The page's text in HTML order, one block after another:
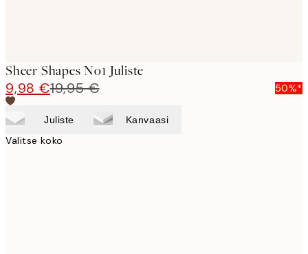
Sheer Shapes No1 Juliste
9,98 €19,95 € 50%*
Juliste Kanvaasi
Valitse koko